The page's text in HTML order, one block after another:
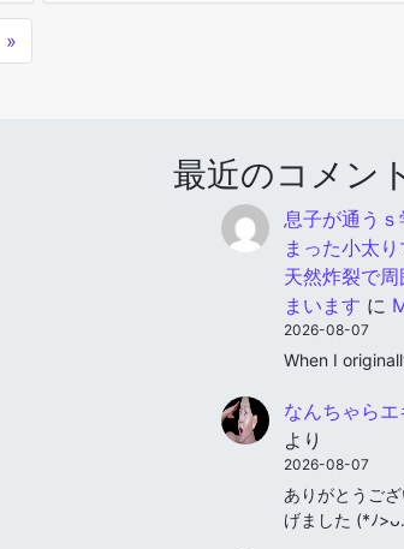
»
最近のコメン
息子が通う
まった小太
天然炸裂で
まいます に
2026-08-07
When I
なんちゃら
より
2026-08-07
ありがとうご
げました (*ﾉ